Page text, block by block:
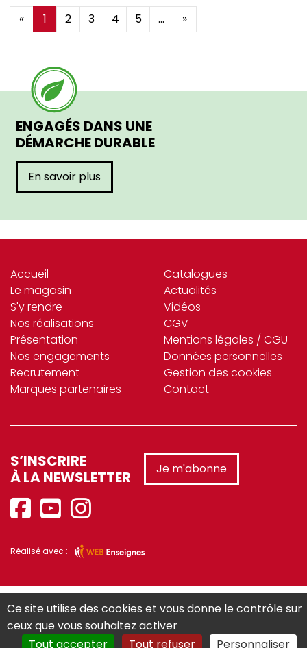
« 1 2 3 4 5 ... »
ENGAGÉS DANS UNE
DÉMARCHE DURABLE
En savoir plus
Accueil
Le magasin
S'y rendre
Nos réalisations
Présentation
Nos engagements
Recrutement
Marques partenaires
Catalogues
Actualités
Vidéos
CGV
Mentions légales / CGU
Données personnelles
Gestion des cookies
Contact
S’INSCRIRE
À LA NEWSLETTER
Je m'abonne
Réalisé avec :
Ce site utilise des cookies et vous donne le contrôle sur
ceux que vous souhaitez activer
Tout accepter
Tout refuser Personnaliser